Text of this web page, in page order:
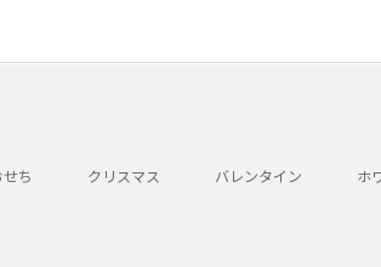
せち クリスマス バレンタイン ホ